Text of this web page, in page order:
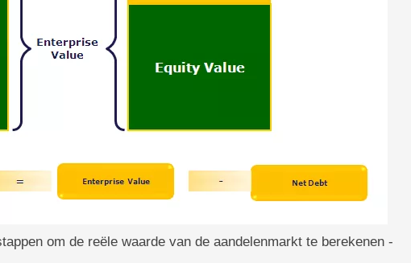
om de reële waarde van de aandelenmarkt te berekenen -